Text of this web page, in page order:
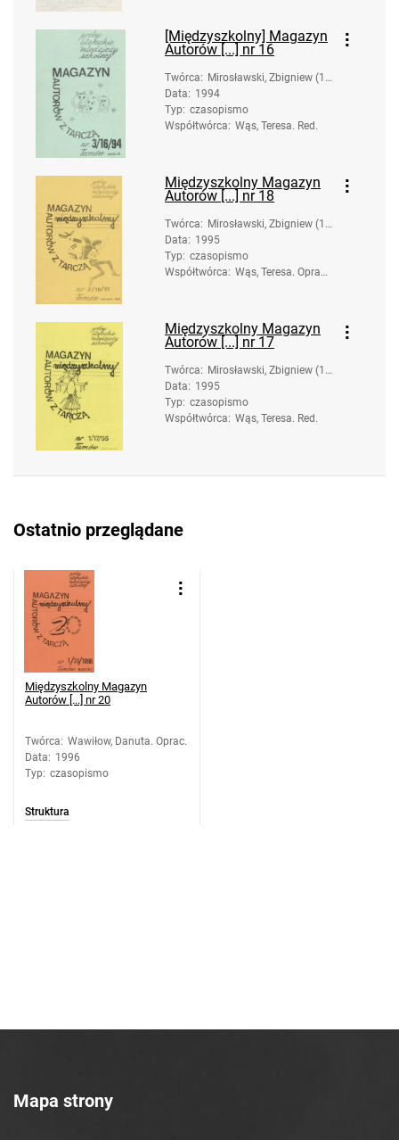
[Międzyszkolny] Magazyn
Autorów [...] nr 16
Twórca: Mirosławski, Zbigniew (19
58-). Oprac.
Data: 1994
Typ: czasopismo
Współtwórca: Wąs, Teresa. Red.
Międzyszkolny Magazyn
Autorów [...] nr 18
Twórca: Mirosławski, Zbigniew (19
58-). Oprac.
Data: 1995
Typ: czasopismo
Współtwórca: Wąs, Teresa. Oprac.;
Międzyszkolny Magazyn
Autorów [...] nr 17
Twórca: Mirosławski, Zbigniew (19
58-). Oprac.
Data: 1995
Typ: czasopismo
Współtwórca: Wąs, Teresa. Red.
Ostatnio przeglądane
Międzyszkolny Magazyn
Autorów [...] nr 20
Twórca: Wawiłow, Danuta. Oprac.
Data: 1996
Typ: czasopismo
Struktura
Mapa strony